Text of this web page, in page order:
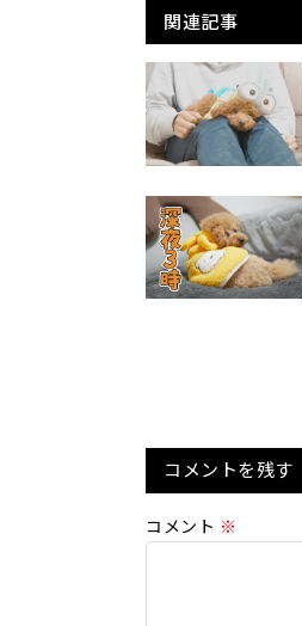
関連記事
コメントを残す
コメント ※